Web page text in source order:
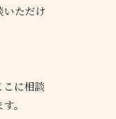
いただけ
に相談
。